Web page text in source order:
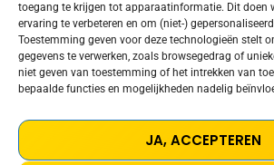
toegang te krijgen tot apparaatinformatie. Dit doen
ervaring te verbeteren en om (niet-)
Toestemming geven voor deze technologieën stelt
gegevens te verwerken, zoals browsegedrag of
niet geven van toestemming of het intrekken van
bepaalde functies en mogelijkheden nadelig
JA, ACCEPTEREN
CONTACT
STREAMS
COOKIE POLICY (EU)